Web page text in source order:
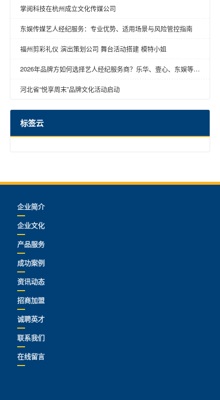
掌阅科技在杭州成立文化传媒公司
东娱传媒艺人经纪服务：专业优势、适用场景与风险管控指南
福州剪彩礼仪 演出策划公司 舞台活动搭建 模特小姐
2026年品牌方如何选择艺人经纪服务商？乐华、壹心、东娱等明
河北省“悦享周末”品牌文化活动启动
标签云
企业简介
企业文化
产品服务
成功案例
资讯动态
招商加盟
诚聘英才
联系我们
在线留言